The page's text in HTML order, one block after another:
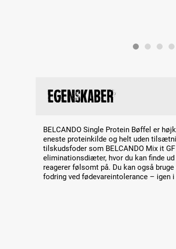
Egenskaber
BELCANDO Single Protein Bøffel er
eneste proteinkilde og helt uden
tilskudsfoder som BELCANDO Mix it
eliminationsdiæter, hvor du kan finde
reagerer følsomt på. Du kan også
fodring ved fødevareintolerance – igen